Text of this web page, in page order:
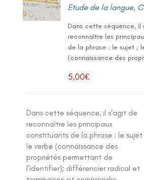
Etude de la langue,
Dans cette séquence, il
reconnaître les
de la phrase : le sujet ;
(connaissance des
5,00€
Dans cette séquence, il s'agit de
reconnaître les principaux
constituants de la phrase : le sujet
le verbe (connaissance des
propriétés permettant de
l'identifier); différencier radical et